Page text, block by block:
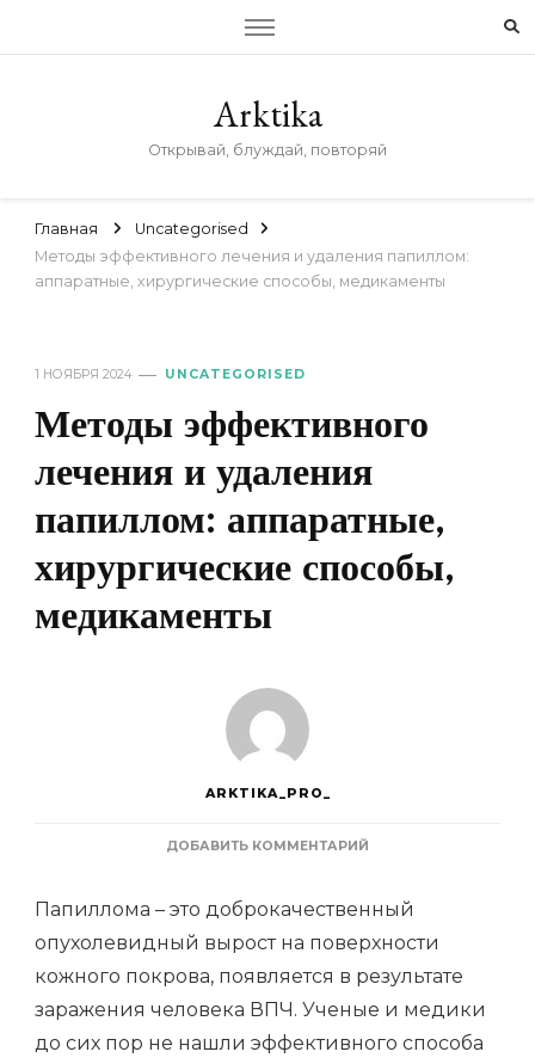
Arktika
Открывай, блуждай, повторяй
Главная
Uncategorised
Методы эффективного лечения и удаления папиллом:
аппаратные, хирургические способы, медикаменты
1 НОЯБРЯ 2024 UNCATEGORISED
Методы эффективного
лечения и удаления
папиллом: аппаратные,
хирургические способы,
медикаменты
ARKTIKA_PRO_
ДОБАВИТЬ КОММЕНТАРИЙ
ЭФФЕКТИВНОГО
И
УДАЛЕНИЯ
АППАРАТНЫЕ,
ХИРУРГИЧЕСКИЕ
Папиллома – это доброкачественный
опухолевидный вырост на поверхности
кожного покрова, появляется в результате
заражения человека ВПЧ. Ученые и медики
до сих пор не нашли эффективного способа